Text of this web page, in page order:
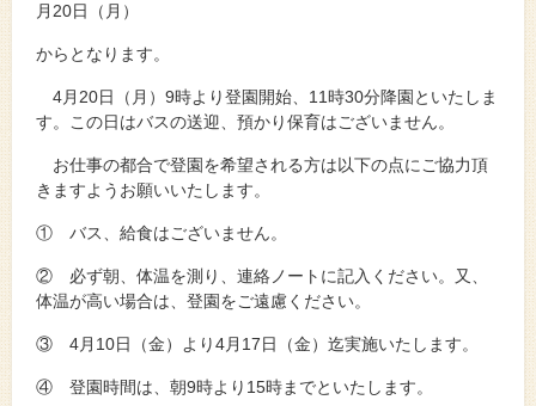
月20日（月）
からとなります。
4月20日（月）9時より登園開始、11時30分降園といたしま
す。この日はバスの送迎、預かり保育はございません。
お仕事の都合で登園を希望される方は以下の点にご協力頂
きますようお願いいたします。
① バス、給食はございません。
② 必ず朝、体温を測り、連絡ノートに記入ください。又、
体温が高い場合は、登園をご遠慮ください。
③ 4月10日（金）より4月17日（金）迄実施いたします。
④ 登園時間は、朝9時より15時までといたします。